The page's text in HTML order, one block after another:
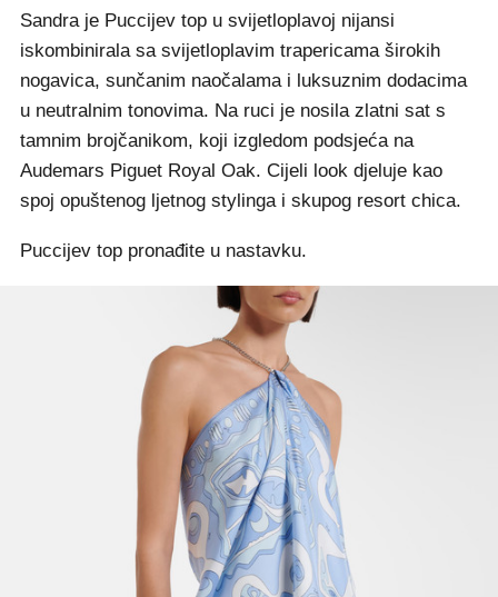
Sandra je Puccijev top u svijetloplavoj nijansi
iskombinirala sa svijetloplavim trapericama širokih
nogavica, sunčanim naočalama i luksuznim dodacima
u neutralnim tonovima. Na ruci je nosila zlatni sat s
tamnim brojčanikom, koji izgledom podsjeća na
Audemars Piguet Royal Oak. Cijeli look djeluje kao
spoj opuštenog ljetnog stylinga i skupog resort chica.
Puccijev top pronađite u nastavku.